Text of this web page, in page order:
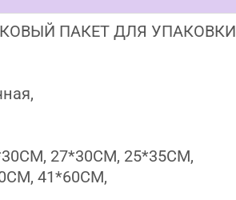
ПАКЕТ ДЛЯ УПАКОВКИ
27*30CM, 25*35CM,
41*60CM,